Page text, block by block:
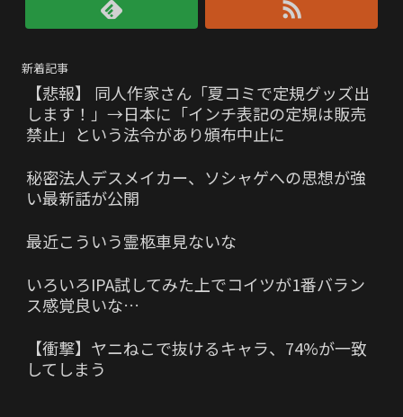
新着記事
【悲報】 同人作家さん「夏コミで定規グッズ出
します！」→日本に「インチ表記の定規は販売
禁止」という法令があり頒布中止に
秘密法人デスメイカー、ソシャゲへの思想が強
い最新話が公開
最近こういう霊柩車見ないな
いろいろIPA試してみた上でコイツが1番バラン
ス感覚良いな…
【衝撃】ヤニねこで抜けるキャラ、74%が一致
してしまう